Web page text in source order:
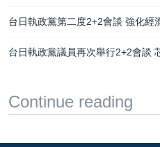
台日執政黨第二度2+2會談 強化經
台日執政黨議員再次舉行2+2會談
Continue reading